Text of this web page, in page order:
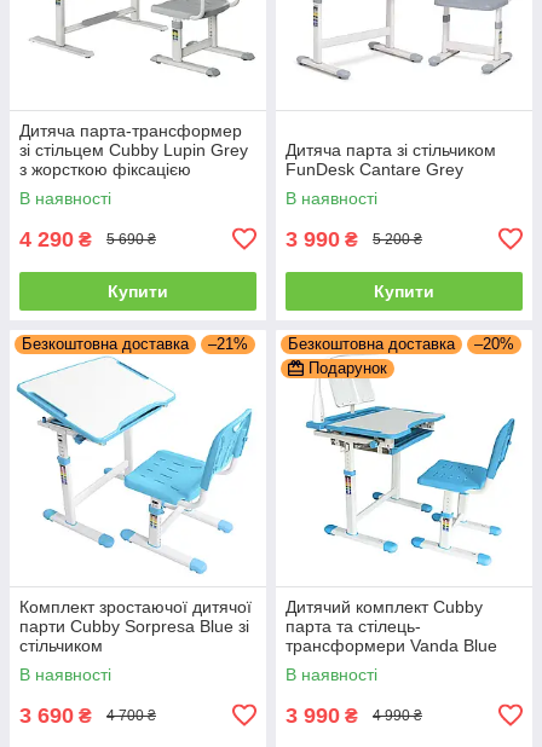
Дитяча парта-трансформер
зі стільцем Cubby Lupin Grey
з жорсткою фіксацією
В наявності
4 290 ₴ 5 690 ₴
Купити
Дитяча парта зі стільчиком
FunDesk Cantare Grey
В наявності
3 990 ₴ 5 200 ₴
Купити
Безкоштовна доставка –21%
Комплект зростаючої дитячої
парти Cubby Sorpresa Blue зі
стільчиком
В наявності
3 690 ₴ 4 700 ₴
Безкоштовна доставка
–20%
Подарунок
Дитячий комплект Cubby
парта та стілець-
трансформери Vanda Blue
В наявності
3 990 ₴ 4 990 ₴